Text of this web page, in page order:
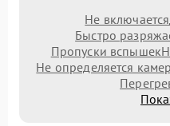
Не включается
Быстро
Пропуски вспышек
Не определяется